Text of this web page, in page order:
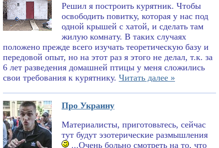
Решил я построить курятник. Чтобы
освободить повитку, которая у нас под
одной крышей с хатой, и сделать там
жилую комнату. В таких случаях
положено прежде всего изучать теоретическую базу и
передовой опыт, но на этот раз я этого не делал, т.к. за
6 лет разведения домашней птицы у меня сложились
свои требования к курятнику. Читать далее »
Про Украину
Материалисты, приготовьтесь, сейчас
тут будут эзотерические размышления
...Очень больно смотреть на то, что